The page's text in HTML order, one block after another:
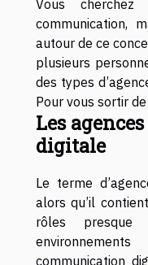
Vous
communication,
autour de ce
plusieurs
des types
Pour vous sortir
Les
digitale
Le terme
alors qu’il
rôles presque
communication